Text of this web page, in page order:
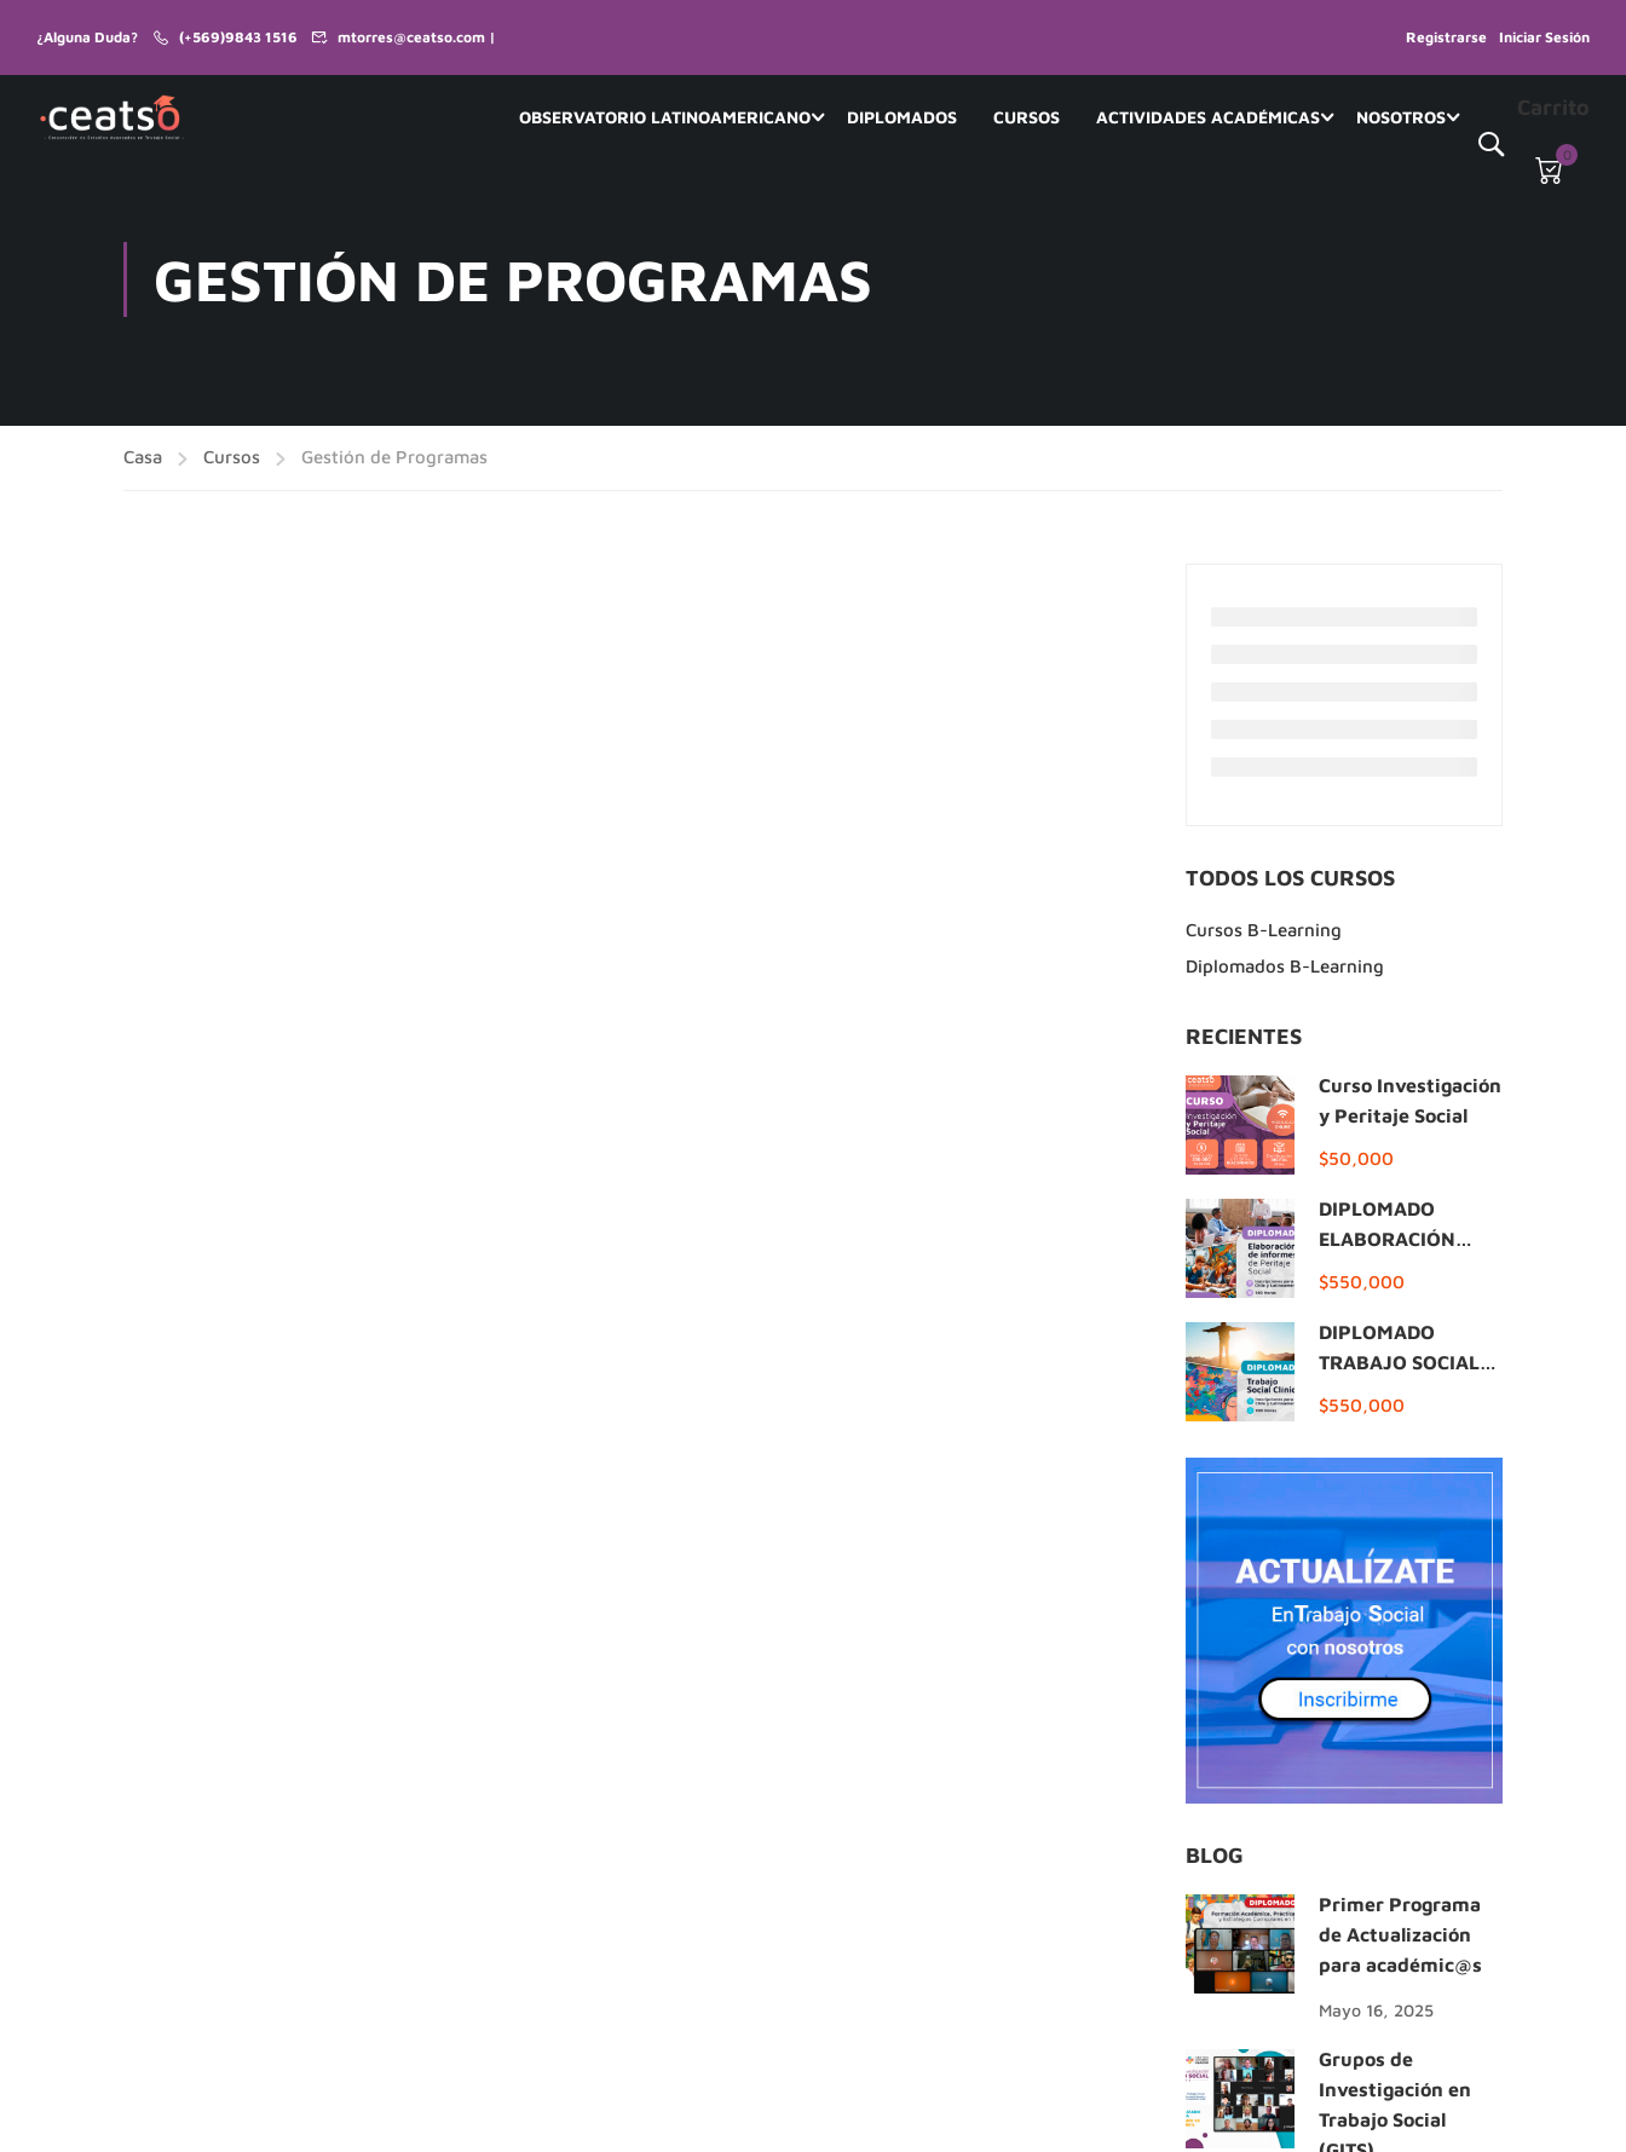
¿Alguna Duda? (+569)9843 1516 mtorres@ceatso.com | Registrarse Iniciar Sesión
OBSERVATORIO LATINOAMERICANO DIPLOMADOS CURSOS ACTIVIDADES ACADÉMICAS NOSOTROS Carrito
0
GESTIÓN DE PROGRAMAS
Casa Cursos Gestión de Programas
TODOS LOS CURSOS
Cursos B-Learning
Diplomados B-Learning
RECIENTES
Curso Investigación
y Peritaje Social
$50,000
DIPLOMADO
ELABORACIÓN
INFORMES DE
$550,000
DIPLOMADO
TRABAJO SOCIAL
CLÍNICO
$550,000
BLOG
Primer Programa
de Actualización
para académic@s
Mayo 16, 2025
Grupos de
Investigación en
Trabajo Social